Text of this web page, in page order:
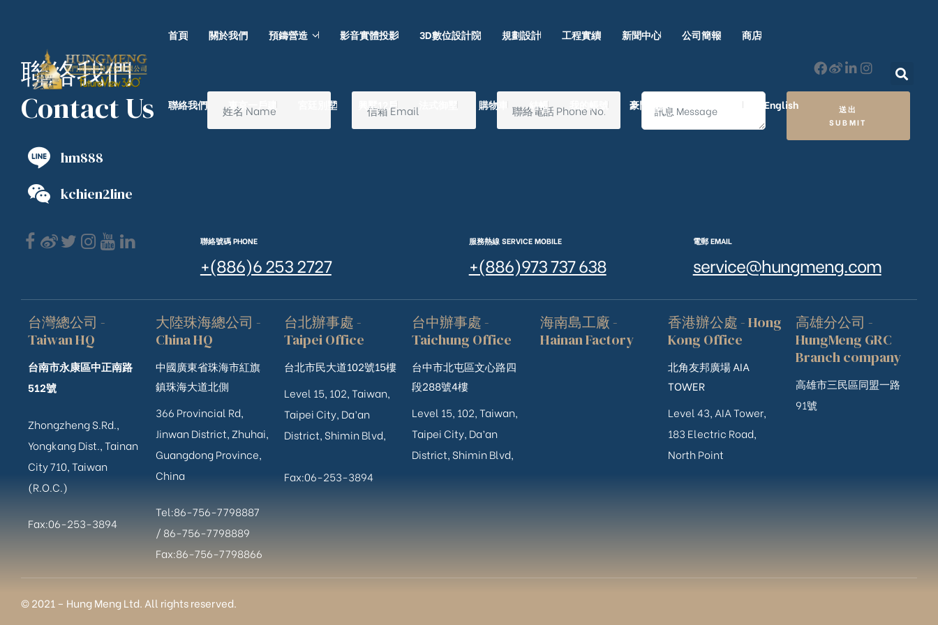
首頁 關於我們 預鑄營造 影音實體投影 3D數位設計院 規劃設計 工程實績 新聞中心 公司簡報 商店
聯絡我們 東京一戶建 宮廷別墅 興墅12戶 購物車 結帳 豪門國際 ｜ 50週年里程碑 English
聯絡我們
Contact Us
hm888
kchien2line
送出
SUBMIT
聯絡號碼 PHONE
+(886)6 253 2727
服務熱線 SERVICE MOBILE
+(886)973 737 638
電郵 EMAIL
service@hungmeng.com
台灣總公司 -
Taiwan HQ
台南市永康區中正南路
512號
Zhongzheng S.Rd.,
Yongkang Dist., Tainan
City 710, Taiwan
(R.O.C.)
Fax:06-253-3894
大陸珠海總公司 -
China HQ
中國廣東省珠海市紅旗
鎮珠海大道北側
366 Provincial Rd,
Jinwan District, Zhuhai,
Guangdong Province,
China
Tel:86-756-7798887
/ 86-756-7798889
Fax:86-756-7798866
台北辦事處 -
Taipei Office
台北市民大道102號15樓
Level 15, 102, Taiwan,
Taipei City, Da’an
District, Shimin Blvd,
Fax:06-253-3894
台中辦事處 -
Taichung Office
台中市北屯區文心路四
段288號4樓
Level 15, 102, Taiwan,
Taipei City, Da’an
District, Shimin Blvd,
海南島工廠 -
Hainan Factory
香港辦公處 - Hong
Kong Office
北角友邦廣場 AIA
TOWER
Level 43, AIA Tower,
183 Electric Road,
North Point
高雄分公司 -
HungMeng GRC
Branch company
高雄市三民區同盟一路
91號
© 2021 – Hung Meng Ltd. All rights reserved.